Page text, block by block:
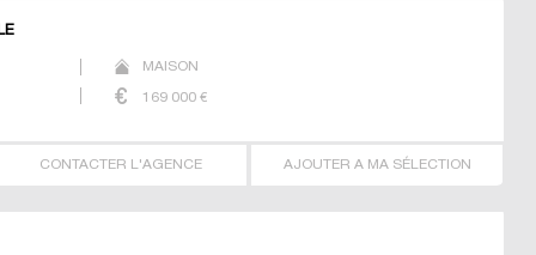
MAISON
169 000 €
CONTACTER L'AGENCE AJOUTER A MA SÉLECTION